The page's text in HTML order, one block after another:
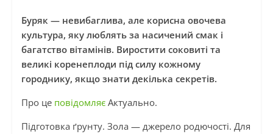
Буряк — невибаглива, але корисна овочева
культура, яку люблять за насичений смак і
багатство вітамінів. Виростити соковиті та
великі коренеплоди під силу кожному
городнику, якщо знати декілька секретів.
Про це повідомляєАктуально.
Підготовка ґрунту. Зола — джерело родючості. Для